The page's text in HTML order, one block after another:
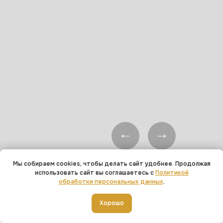
Мы собираем cookies, чтобы делать сайт удобнее. Продолжая
использовать сайт вы соглашаетесь сПолитикой
обработки персональных данных.
Хорошо
Добавить в корзину